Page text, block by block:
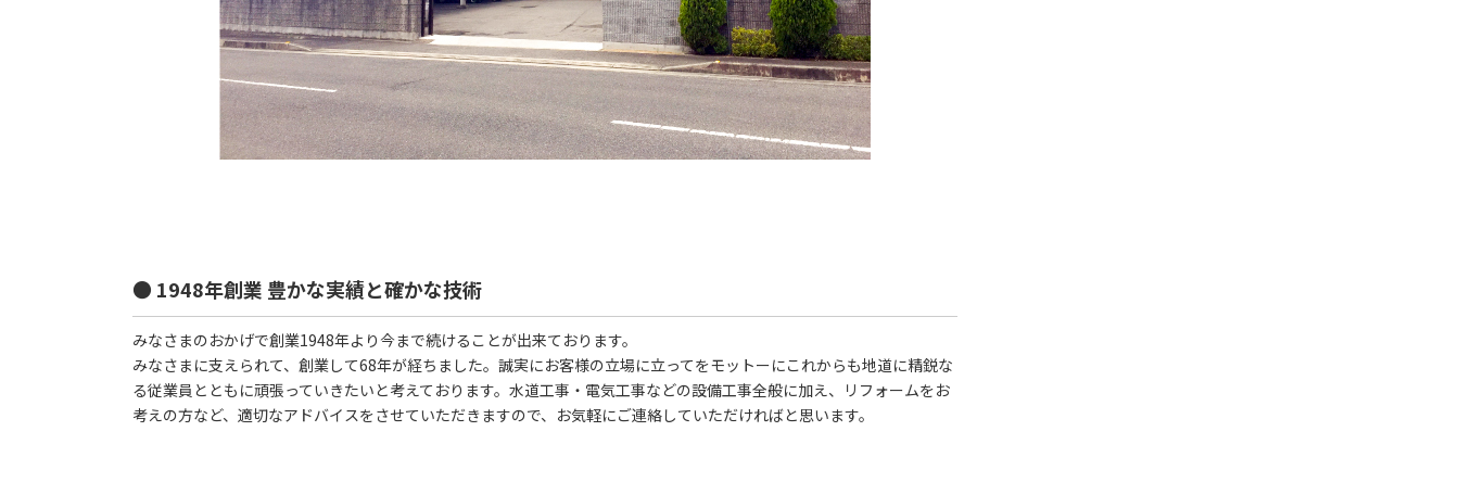
● 1948年創業 豊かな実績と確かな技術
みなさまのおかげで創業1948年より今まで続けることが出来ております。
みなさまに支えられて、創業して68年が経ちました。誠実にお客様の立場に立ってをモットーにこれからも地道に精鋭な
る従業員とともに頑張っていきたいと考えております。水道工事・電気工事などの設備工事全般に加え、リフォームをお
考えの方など、適切なアドバイスをさせていただきますので、お気軽にご連絡していただければと思います。